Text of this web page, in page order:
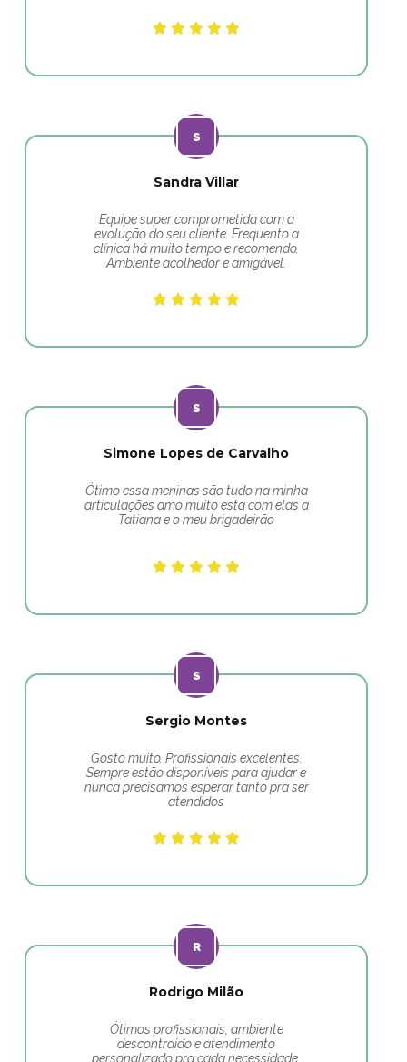
Sandra Villar
Equipe super comprometida com a
evolução do seu cliente. Frequento a
clínica há muito tempo e recomendo.
Ambiente acolhedor e amigável.
Simone Lopes de Carvalho
Ótimo essa meninas são tudo na minha
articulações amo muito esta com elas a
Tatiana e o meu brigadeirão
Sergio Montes
Gosto muito. Profissionais excelentes.
Sempre estão disponíveis para ajudar e
nunca precisamos esperar tanto pra ser
atendidos
Rodrigo Milão
Ótimos profissionais, ambiente
descontraído e atendimento
personalizado pra cada necessidade.